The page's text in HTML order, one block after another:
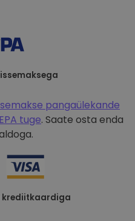
pangaülekande
tuge. Saate osta enda
krediitkaardiga